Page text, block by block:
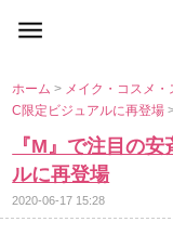
ホーム> メイク・コスメ
C限定ビジュアルに再登場
『M』で注目の
ルに再登場
2020-06-17 15:28